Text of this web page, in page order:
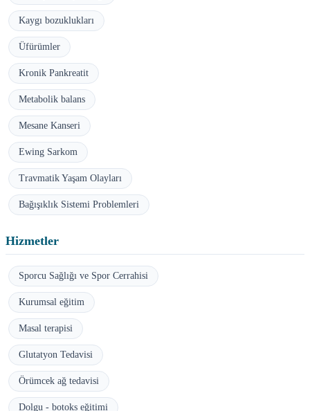
Kaygı bozuklukları
Üfürümler
Kronik Pankreatit
Metabolik balans
Mesane Kanseri
Ewing Sarkom
Travmatik Yaşam Olayları
Bağışıklık Sistemi Problemleri
Hizmetler
Sporcu Sağlığı ve Spor Cerrahisi
Kurumsal eğitim
Masal terapisi
Glutatyon Tedavisi
Örümcek ağ tedavisi
Dolgu - botoks eğitimi